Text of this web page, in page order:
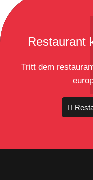
Restaurant
Tritt dem